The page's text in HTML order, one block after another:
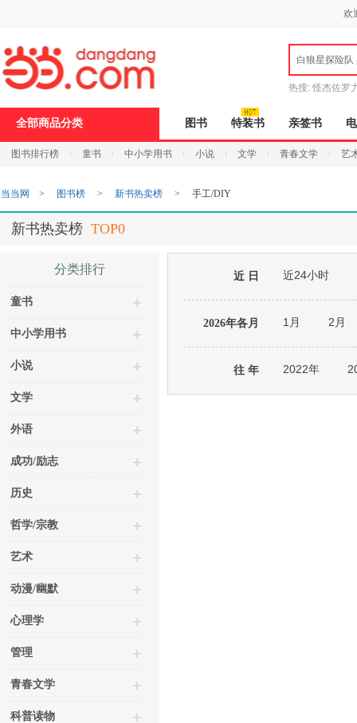
欢
白狼星探险队
热搜: 怪杰佐罗
全部商品分类 图书 特装书 亲签书
图书排行榜 童书 中小学用书 小说 文学 青春文学 艺
打
开
无
障
页
加
当当网 > 图书榜 > 新书热卖榜 > 手工/DIY
新书热卖榜 TOP0
分类排行
童书
中小学用书
小说
文学
外语
成功/励志
历史
哲学/宗教
艺术
动漫/幽默
心理学
管理
青春文学
科普读物
近 日 近24小时
2026年各月 1月 2月
往 年 2022年